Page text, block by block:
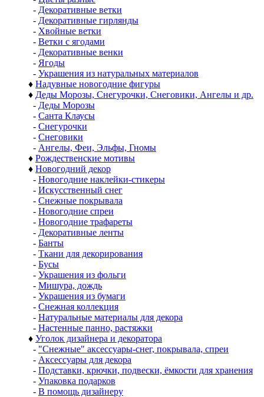
- Декоративные ветки
- Декоративные гирлянды
- Хвойные ветки
- Ветки с ягодами
- Декоративные венки
- Ягоды
- Украшения из натуральных материалов
♦ Надувные новогодние фигуры
♦ Деды Морозы, Снегурочки, Снеговики, Ангелы и др.
- Деды Морозы
- Санта Клаусы
- Снегурочки
- Снеговики
- Ангелы, Феи, Эльфы, Гномы
♦ Рождественские мотивы
♦ Новогодний декор
- Новогодние наклейки-стикеры
- Искусственный снег
- Снежные покрывала
- Новогодние спреи
- Новогодние трафареты
- Декоративные ленты
- Банты
- Ткани для декорирования
- Бусы
- Украшения из фольги
- Мишура, дождь
- Украшения из бумаги
- Снежная коллекция
- Натуральные материалы для декора
- Настенные панно, растяжки
♦ Уголок дизайнера и декоратора
- "Снежные" аксессуары-снег, покрывала, спреи
- Аксессуары для декора
- Подставки, крючки, подвески, ёмкости для хранения
- Упаковка подарков
- В помощь дизайнеру